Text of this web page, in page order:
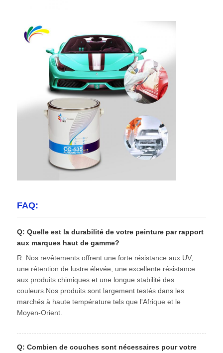
FAQ:
Q: Quelle est la durabilité de votre peinture par rapport
aux marques haut de gamme?
R: Nos revêtements offrent une forte résistance aux UV,
une rétention de lustre élevée, une excellente résistance
aux produits chimiques et une longue stabilité des
couleurs.Nos produits sont largement testés dans les
marchés à haute température tels que l'Afrique et le
Moyen-Orient.
Q: Combien de couches sont nécessaires pour votre